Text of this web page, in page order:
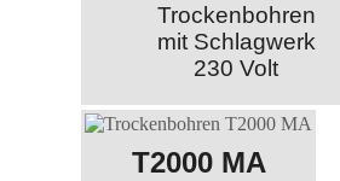
Trockenbohren
mit Schlagwerk
230 Volt
T2000 MA